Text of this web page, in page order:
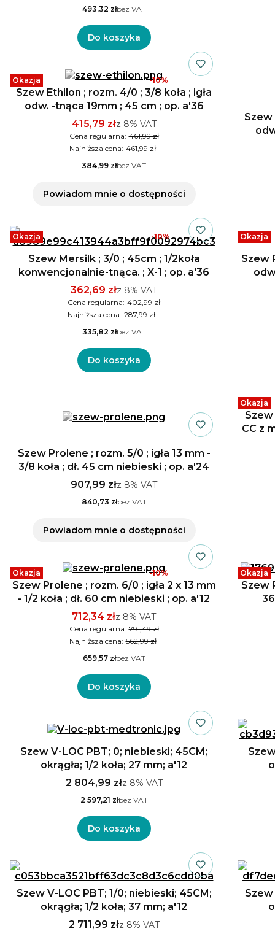
493,32 złbez VAT
Do koszyka
Okazja
Szew Ethilon ; rozm. 4/0 ; 3/8 koła ; igła
odw. -tnąca 19mm ; 45 cm ; op. a'36
415,79 złz 8% VAT
Cena regularna: 461,99 zł
-10%
Najniższa cena: 461,99 zł
384,99 złbez VAT
Powiadom mnie o dostępności
Szew
Okazja
Szew Mersilk ; 3/0 ; 45cm ; 1/2koła
konwencjonalnie-tnąca. ; X-1 ; op. a'36
362,69 złz 8% VAT
Cena regularna: 402,99 zł
-10%
Najniższa cena: 287,99 zł
335,82 złbez VAT
Do koszyka
Okazja
Szew
Szew Prolene ; rozm. 5/0 ; igła 13 mm -
3/8 koła ; dł. 45 cm niebieski ; op. a'24
907,99 złz 8% VAT
840,73 złbez VAT
Powiadom mnie o dostępności
Okazja
Szew
CC z
Okazja
Szew Prolene ; rozm. 6/0 ; igła 2 x 13 mm
- 1/2 koła ; dł. 60 cm niebieski ; op. a'12
712,34 złz 8% VAT
Cena regularna: 791,49 zł
-10%
Najniższa cena: 562,99 zł
659,57 złbez VAT
Do koszyka
Okazja
Szew
Szew V-LOC PBT; 0; niebieski; 45CM;
okrągła; 1/2 koła; 27 mm; a'12
2 804,99 złz 8% VAT
2 597,21 złbez VAT
Do koszyka
Szew V-LOC PBT; 1/0; niebieski; 45CM;
okrągła; 1/2 koła; 37 mm; a'12
2 711,99 złz 8% VAT
Szew